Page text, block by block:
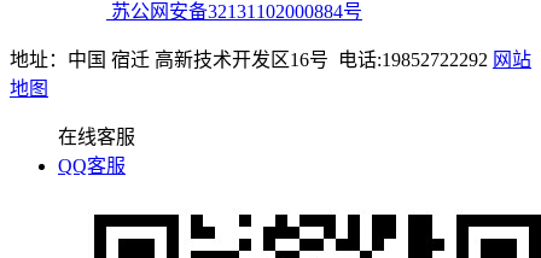
苏公网安备32131102000884号
地址：中国 宿迁 高新技术开发区16号 电话:19852722292 网站
地图
在线客服
QQ客服